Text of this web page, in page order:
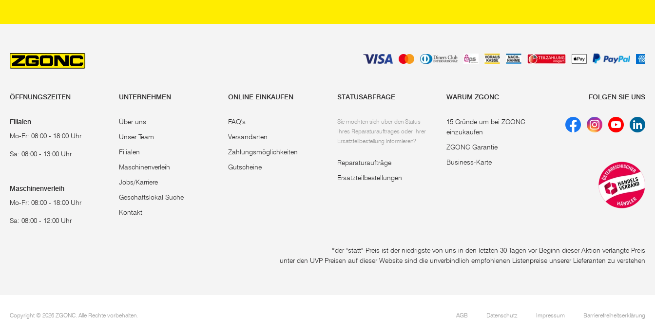
ÖFFNUNGSZEITEN
Filialen
Mo-Fr: 08:00 - 18:00 Uhr
Sa: 08:00 - 13:00 Uhr
Maschinenverleih
Mo-Fr: 08:00 - 18:00 Uhr
Sa: 08:00 - 12:00 Uhr
UNTERNEHMEN
Über uns
Unser Team
Filialen
Maschinenverleih
Jobs/Karriere
Geschäftslokal Suche
Kontakt
ONLINE EINKAUFEN
FAQ's
Versandarten
Zahlungsmöglichkeiten
Gutscheine
STATUSABFRAGE
Sie möchten sich über den Status
Ihres Reparaturauftrages oder Ihrer
Ersatzteilbestellung informieren?
Reparaturaufträge
Ersatzteilbestellungen
WARUM ZGONC
15 Gründe um bei ZGONC
einzukaufen
ZGONC Garantie
Business-Karte
FOLGEN SIE UNS
*der "statt"-Preis ist der niedrigste von uns in den letzten 30 Tagen vor Beginn dieser Aktion verlangte Preis
unter den UVP Preisen auf dieser Website sind die unverbindlich empfohlenen Listenpreise unserer Lieferanten zu verstehen
Copyright © 2026 ZGONC. Alle Rechte vorbehalten. AGB Datenschutz Impressum Barrierefreiheitserklärung